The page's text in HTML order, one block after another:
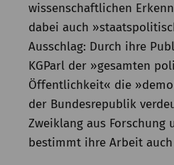
wissenschaftlichen
dabei auch
Ausschlag: Durch ihre
KGParl der »gesamten
Öffentlichkeit« die
der Bundesrepublik
Zweiklang aus Forschung
bestimmt ihre Arbeit